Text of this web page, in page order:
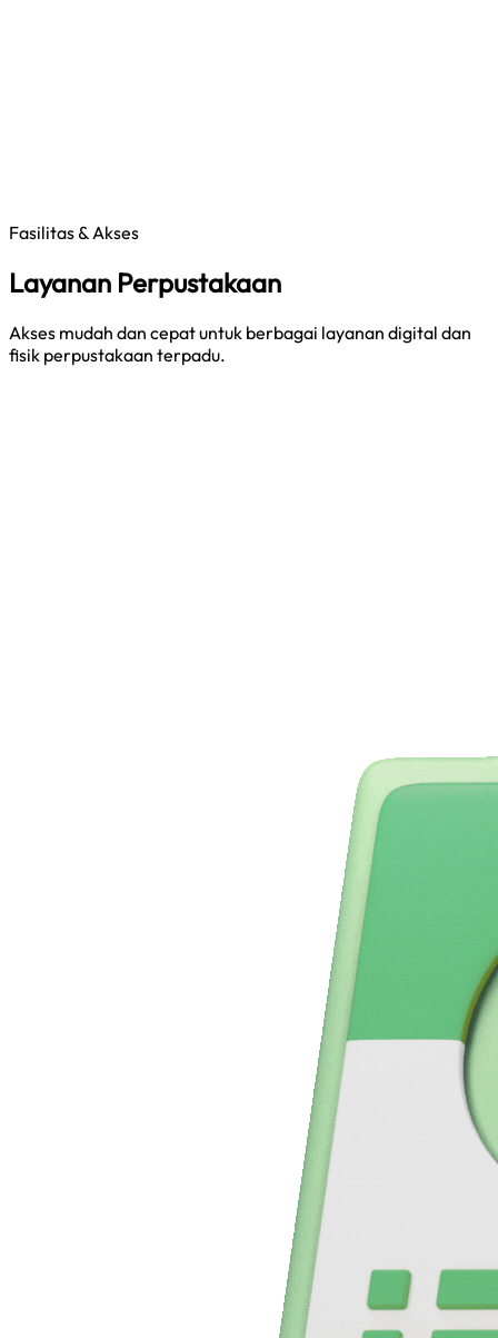
Fasilitas & Akses
Layanan Perpustakaan
Akses mudah dan cepat untuk berbagai layanan digital dan
fisik perpustakaan terpadu.